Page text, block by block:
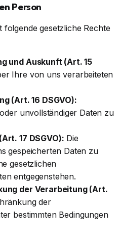
Person
gesetzliche Rechte
und Auskunft (Art. 15
Ihre von uns verarbeiteten
(Art. 16 DSGVO):
unvollständiger Daten zu
17 DSGVO): Die
gespeicherten Daten zu
gesetzlichen
entgegenstehen.
der Verarbeitung (Art.
der
bestimmten Bedingungen